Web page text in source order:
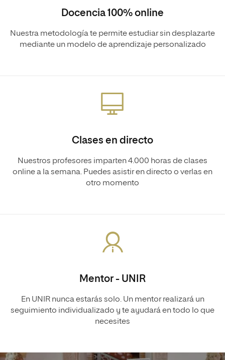
Docencia 100% online
Nuestra metodología te permite estudiar sin desplazarte
mediante un modelo de aprendizaje personalizado
Clases en directo
Nuestros profesores imparten 4.000 horas de clases
online a la semana. Puedes asistir en directo o verlas en
otro momento
Mentor - UNIR
En UNIR nunca estarás solo. Un mentor realizará un
seguimiento individualizado y te ayudará en todo lo que
necesites